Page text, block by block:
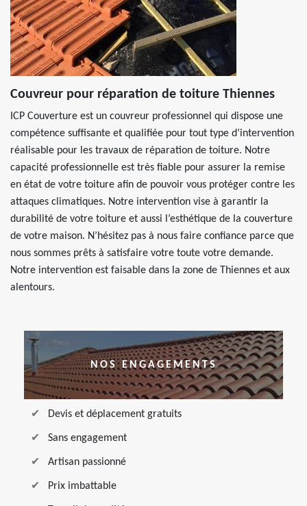
Couvreur pour réparation de toiture Thiennes
ICP Couverture est un couvreur professionnel qui dispose une
compétence suffisante et qualifiée pour tout type d’intervention
réalisable pour les travaux de réparation de toiture. Notre
capacité professionnelle est très fiable pour assurer la remise
en état de votre toiture afin de pouvoir vous protéger contre les
attaques climatiques. Notre intervention vise à garantir la
durabilité de votre toiture et aussi l’esthétique de la couverture
de votre maison. N’hésitez pas à nous faire confiance parce que
nous sommes prêts à satisfaire votre toute votre demande.
Notre intervention est faisable dans la zone de Thiennes et aux
alentours.
NOS ENGAGEMENTS
Devis et déplacement gratuits
Sans engagement
Artisan passionné
Prix imbattable